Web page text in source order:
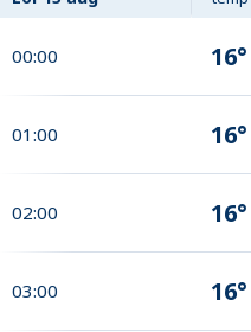
00:00 16°
01:00 16°
02:00 16°
03:00 16°